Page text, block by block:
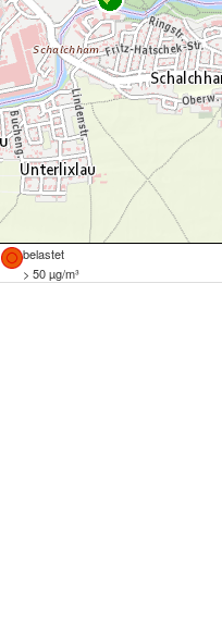
belastet
> 50 µg/m³